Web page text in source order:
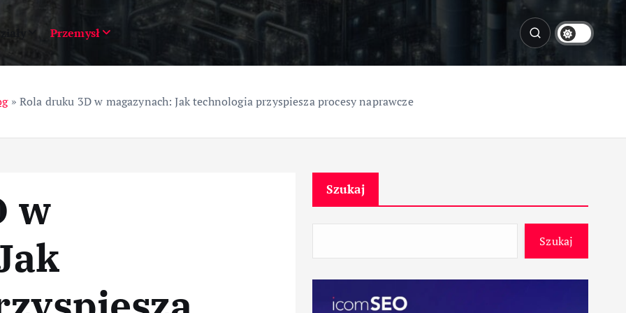
Przemysł
» Rola druku 3D w magazynach: Jak technologia przyspiesza procesy naprawcze
w
Szukaj
Szukaj